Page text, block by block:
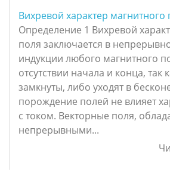
Вихревой характер магнитного
Определение 1 Вихревой
поля заключается в
индукции любого магнитного
отсутствии начала и конца, так
замкнуты, либо уходят в
порождение полей не влияет
с током. Векторные поля,
непрерывными...